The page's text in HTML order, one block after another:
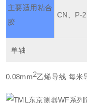
主要适用粘合
胶
CN、P-2
单轴
0.08mm2乙烯导线 每米